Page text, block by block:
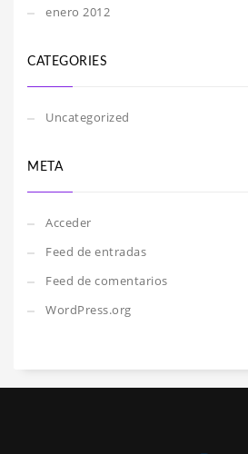
enero 2012
CATEGORIES
Uncategorized
META
Acceder
Feed de entradas
Feed de comentarios
WordPress.org